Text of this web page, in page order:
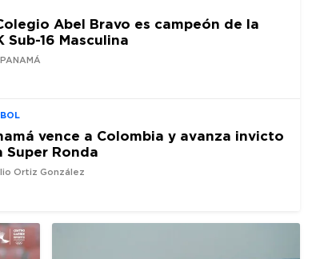
Abel Bravo es campeón de la
Sub-16 Masculina
vence a Colombia y avanza invicto
Super Ronda
Ortiz González